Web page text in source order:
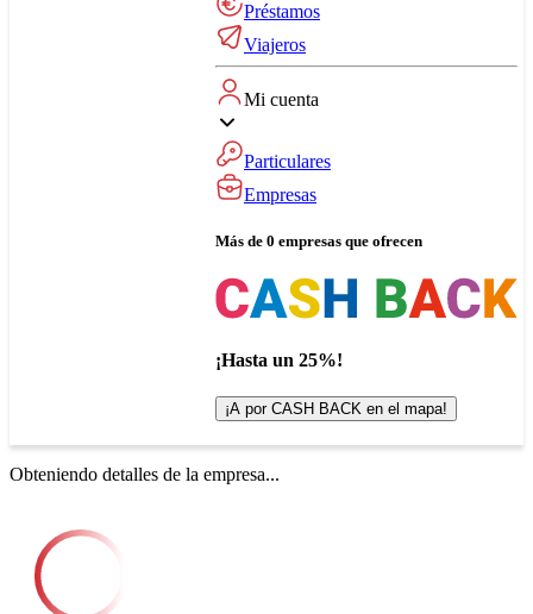
Préstamos
Viajeros
Mi cuenta
Particulares
Empresas
Más de 0 empresas que ofrecen
¡Hasta un 25%!
¡A por CASH BACK en el mapa!
Obteniendo detalles de la empresa...